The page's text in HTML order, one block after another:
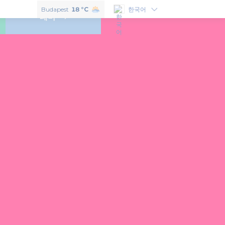
Budapest 18 °C 한국어
테마